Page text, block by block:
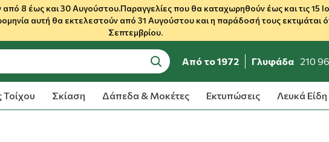
8 έως και 30 Αυγούστου.Παραγγελίες που θα καταχωρηθούν έως και τις 15
αυτή θα εκτελεστούν από 31 Αυγούστου και η παράδοσή τους εκτιμάται
Σεπτεμβρίου.
search
Από το 1972 Γλυφάδα 210
Τοίχου Σκίαση Δάπεδα & Μοκέτες Εκτυπώσεις Λευκά Είδη